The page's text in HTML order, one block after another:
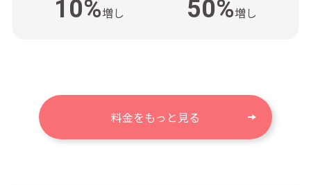
10%増し 50%増し
料金をもっと見る